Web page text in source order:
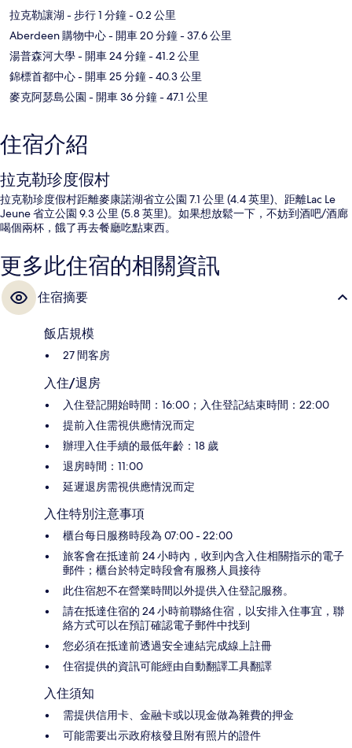
拉克勒讓湖 - 步行 1 分鐘- 0.2 公里
Aberdeen 購物中心- 開車 20 分鐘- 37.6 公里
湯普森河大學- 開車 24 分鐘- 41.2 公里
錦標首都中心- 開車 25 分鐘- 40.3 公里
麥克阿瑟島公園 - 開車 36 分鐘- 47.1 公里
住宿介紹
拉克勒珍度假村
拉克勒珍度假村距離麥康諾湖省立公園 7.1 公里 (4.4 英里)、距離Lac Le
Jeune 省立公園 9.3 公里 (5.8 英里)。如果想放鬆一下，不妨到酒吧/酒廊
喝個兩杯，餓了再去餐廳吃點東西。
更多此住宿的相關資訊
住宿摘要
飯店規模
27 間客房
入住/退房
入住登記開始時間：16:00；入住登記結束時間：22:00
提前入住需視供應情況而定
辦理入住手續的最低年齡：18 歲
退房時間：11:00
延遲退房需視供應情況而定
入住特別注意事項
櫃台每日服務時段為 07:00 - 22:00
旅客會在抵達前 24 小時內，收到內含入住相關指示的電子
郵件；櫃台於特定時段會有服務人員接待
此住宿恕不在營業時間以外提供入住登記服務。
請在抵達住宿的 24 小時前聯絡住宿，以安排入住事宜，聯
絡方式可以在預訂確認電子郵件中找到
您必須在抵達前透過安全連結完成線上註冊
住宿提供的資訊可能經由自動翻譯工具翻譯
入住須知
需提供信用卡、金融卡或以現金做為雜費的押金
可能需要出示政府核發且附有照片的證件